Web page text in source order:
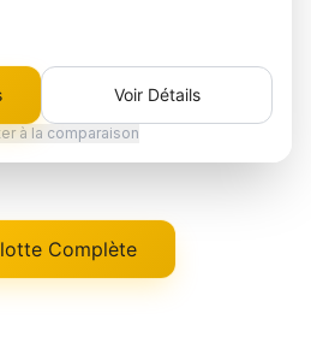
Voir Détails
à la comparaison
Complète